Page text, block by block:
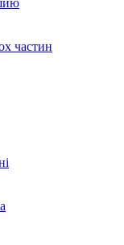
частин